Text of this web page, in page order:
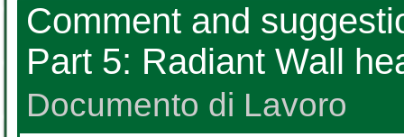
Comment and
Part 5: Radiant Wall
Documento di Lavoro